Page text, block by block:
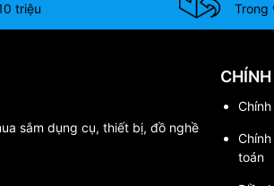
triệu Trong
sắm dụng cụ, thiết bị, đồ nghề
toán